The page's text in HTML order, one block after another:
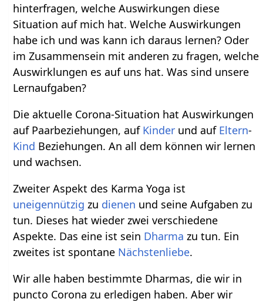
hinterfragen, welche Auswirkungen diese
Situation auf mich hat. Welche Auswirkungen
habe ich und was kann ich daraus lernen? Oder
im Zusammensein mit anderen zu fragen, welche
Auswirklungen es auf uns hat. Was sind unsere
Lernaufgaben?
Die aktuelle Corona-Situation hat Auswirkungen
auf Paarbeziehungen, auf Kinder und auf Eltern-
Kind Beziehungen. An all dem können wir lernen
und wachsen.
Zweiter Aspekt des Karma Yoga ist
uneigennützig zu dienen und seine Aufgaben zu
tun. Dieses hat wieder zwei verschiedene
Aspekte. Das eine ist sein Dharma zu tun. Ein
zweites ist spontane Nächstenliebe.
Wir alle haben bestimmte Dharmas, die wir in
puncto Corona zu erledigen haben. Aber wir